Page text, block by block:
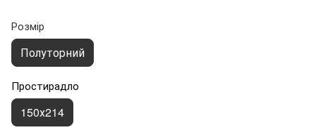
Розмір
Полуторний
Простирадло
150х214